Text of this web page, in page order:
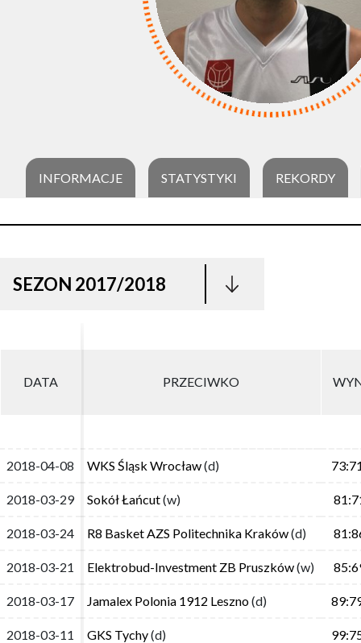
INFORMACJE STATYSTYKI REKORDY
SEZON 2017/2018
DATA PRZECIWKO
2018-04-08 WKS Śląsk Wrocław(d) 73:71
2018-03-29 Sokół Łańcut(w)
2018-03-24 R8 Basket AZS Politechnika Kraków(d)
2018-03-21 Elektrobud-Investment ZB Pruszków(w)
2018-03-17 Jamalex Polonia 1912 Leszno(d)
2018-03-11 GKS Tychy(d)
DATA PRZECIWKO
2018-04-08 WKS Śląsk Wrocław(d) 73:71
2018-03-29 Sokół Łańcut(w)
2018-03-24 R8 Basket AZS Politechnika Kraków(d)
2018-03-21 Elektrobud-Investment ZB Pruszków(w)
2018-03-17 Jamalex Polonia 1912 Leszno(d)
2018-03-11 GKS Tychy(d)